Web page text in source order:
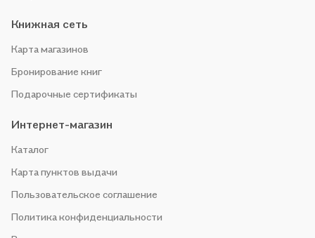
Книжная сеть
Карта магазинов
Бронирование книг
Подарочные сертификаты
Интернет-магазин
Каталог
Карта пунктов выдачи
Пользовательское соглашение
Политика конфиденциальности